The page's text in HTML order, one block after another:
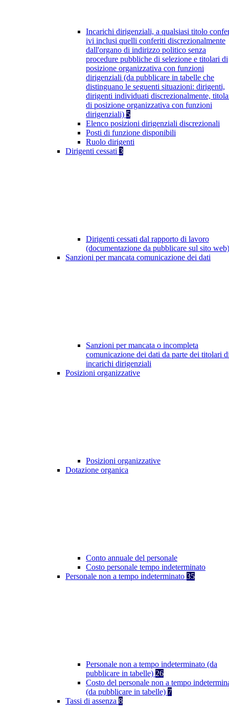
Incarichi dirigenziali, a qualsiasi titolo
ivi inclusi quelli conferiti discrezionalmente
dall'organo di indirizzo politico senza
procedure pubbliche di selezione e titolari di
posizione organizzativa con funzioni
dirigenziali (da pubblicare in tabelle che
distinguano le seguenti situazioni: dirigenti,
dirigenti individuati discrezionalmente,
di posizione organizzativa con funzioni
dirigenziali) 5
Elenco posizioni dirigenziali discrezionali
Posti di funzione disponibili
Ruolo dirigenti
Dirigenti cessati 3
Dirigenti cessati dal rapporto di lavoro
(documentazione da pubblicare sul sito
Sanzioni per mancata comunicazione dei dati
Sanzioni per mancata o incompleta
comunicazione dei dati da parte dei titolari
incarichi dirigenziali
Posizioni organizzative
Posizioni organizzative
Dotazione organica
Conto annuale del personale
Costo personale tempo indeterminato
Personale non a tempo indeterminato 35
Personale non a tempo indeterminato (da
pubblicare in tabelle) 26
Costo del personale non a tempo
(da pubblicare in tabelle) 7
Tassi di assenza 8